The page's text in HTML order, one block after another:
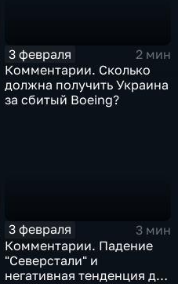
3 февраля
2 мин
Комментарии. Сколько
должна получить Украина
за сбитый Boeing?
3 февраля
3 мин
Комментарии. Падение
"Северстали" и
негативная тенденция для